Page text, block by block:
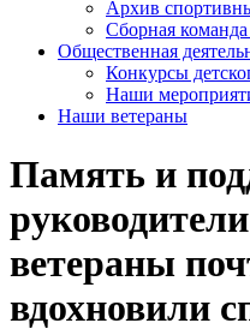
Архив
Сборная
Общественная
Конкурсы
Наши
Наши ветераны
Память и
ветераны
вдохновили